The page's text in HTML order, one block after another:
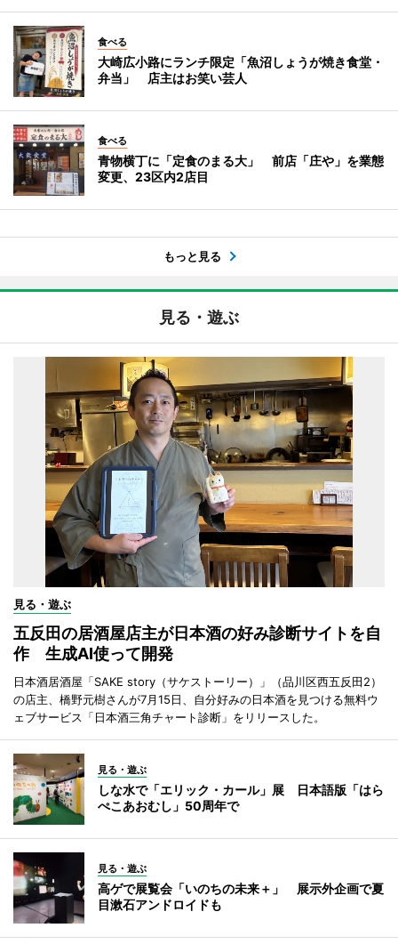
食べる
大崎広小路にランチ限定「魚沼しょうが焼き食堂・
弁当」 店主はお笑い芸人
食べる
青物横丁に「定食のまる大」 前店「庄や」を業態
変更、23区内2店目
もっと見る
見る・遊ぶ
見る・遊ぶ
五反田の居酒屋店主が日本酒の好み診断サイトを自
作 生成AI使って開発
日本酒居酒屋「SAKE story（サケストーリー）」（品川区西五反田2）
の店主、橋野元樹さんが7月15日、自分好みの日本酒を見つける無料ウ
ェブサービス「日本酒三角チャート診断」をリリースした。
見る・遊ぶ
しな水で「エリック・カール」展 日本語版「はら
ぺこあおむし」50周年で
見る・遊ぶ
高ゲで展覧会「いのちの未来＋」 展示外企画で夏
目漱石アンドロイドも